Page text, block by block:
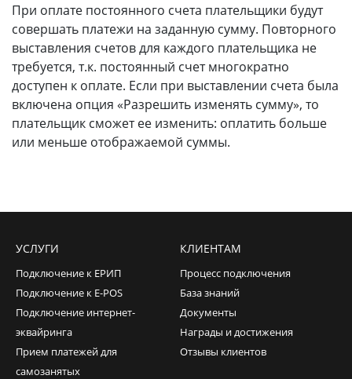
При оплате постоянного счета плательщики будут
совершать платежи на заданную сумму. Повторного
выставления счетов для каждого плательщика не
требуется, т.к. постоянный счет многократно
доступен к оплате. Если при выставлении счета была
включена опция «Разрешить изменять сумму», то
плательщик сможет ее изменить: оплатить больше
или меньше отображаемой суммы.
УСЛУГИ
Подключение к ЕРИП
Подключение к E-POS
Подключение интернет-
эквайринга
Прием платежей для
самозанятых
КЛИЕНТАМ
Процесс подключения
База знаний
Документы
Награды и достижения
Отзывы клиентов